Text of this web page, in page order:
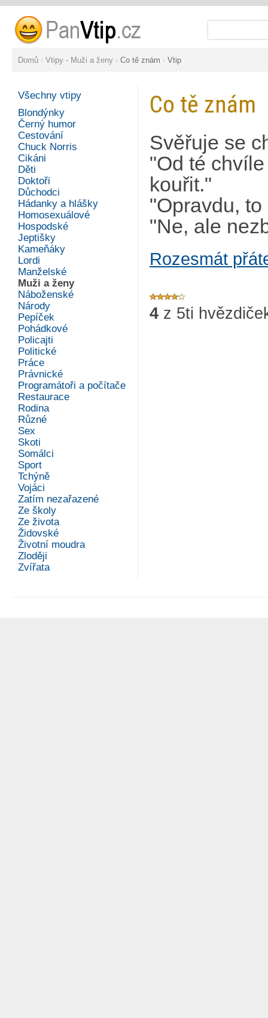
Domů › Vtipy - Muži a ženy › Co tě znám › Vtip
Všechny vtipy
Blondýnky
Černý humor
Cestování
Chuck Norris
Cikáni
Děti
Doktoři
Důchodci
Hádanky a hlášky
Homosexuálové
Hospodské
Jeptišky
Kameňáky
Lordi
Manželské
Muži a ženy
Náboženské
Národy
Pepíček
Pohádkové
Policajti
Politické
Práce
Právnické
Programátoři a počítače
Restaurace
Rodina
Různé
Sex
Skoti
Somálci
Sport
Tchýně
Vojáci
Zatím nezařazené
Ze školy
Ze života
Židovské
Životní moudra
Zloději
Zvířata
Co tě znám
Svěřuje se
"Od té
kouřit."
"Opravdu,
"Ne, ale
Rozesmát
4 z 5ti